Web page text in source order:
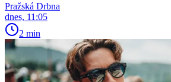
Pražská Drbna
dnes, 11:05
2 min